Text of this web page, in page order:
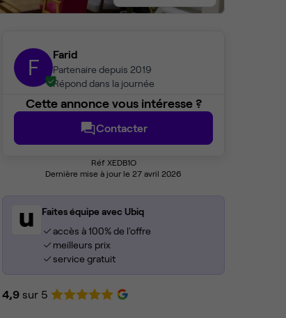
F Farid
Partenaire depuis 2019
Répond dans la journée
Cette annonce vous intéresse ?
Contacter
Réf XEDB1O
Dernière mise à jour le 27 avril 2026
Faites équipe avec Ubiq
accès à 100% de l'offre
meilleurs prix
service gratuit
4,9 sur 5